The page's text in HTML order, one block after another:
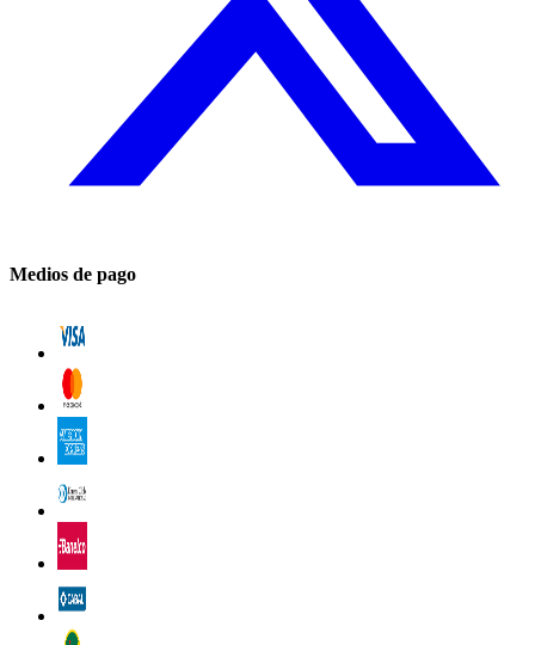
Medios de pago